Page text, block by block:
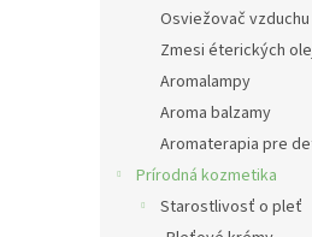
Osviežovač vzduchu
Zmesi éterických
Aromalampy
Aroma balzamy
Aromaterapia pre
Prírodná kozmetika
Starostlivosť o pleť